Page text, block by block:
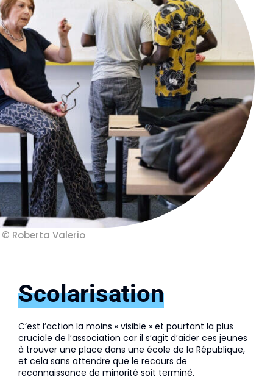
© Roberta Valerio
Scolarisation
C’est l’action la moins « visible » et pourtant la plus
cruciale de l’association car il s’agit d’aider ces jeunes
à trouver une place dans une école de la République,
et cela sans attendre que le recours de
reconnaissance de minorité soit terminé.